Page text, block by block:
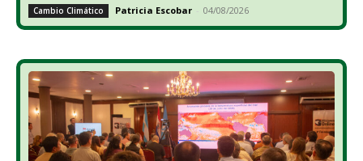
Cambio Climático Patricia Escobar - 04/08/2026